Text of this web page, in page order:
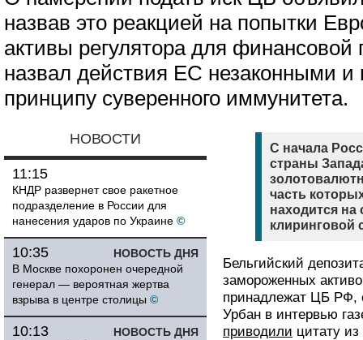
назвав это реакцией на попытки
активы регулятора для
назвал действия ЕС незаконными
принципу суверенного иммунитета.
НОВОСТИ
11:15
КНДР развернет свое ракетное
подразделение в России для
нанесения ударов по Украине ©
НОВОСТЬ ДНЯ
10:35
В Москве похоронен очередной
генерал — вероятная жертва
взрыва в центре столицы ©
НОВОСТЬ ДНЯ
10:13
С начала
страны
часть
находится на
клиринговой
Бельгийский
замороженных
принадлежат ЦБ РФ,
Урбан в интервью
приводили цитату